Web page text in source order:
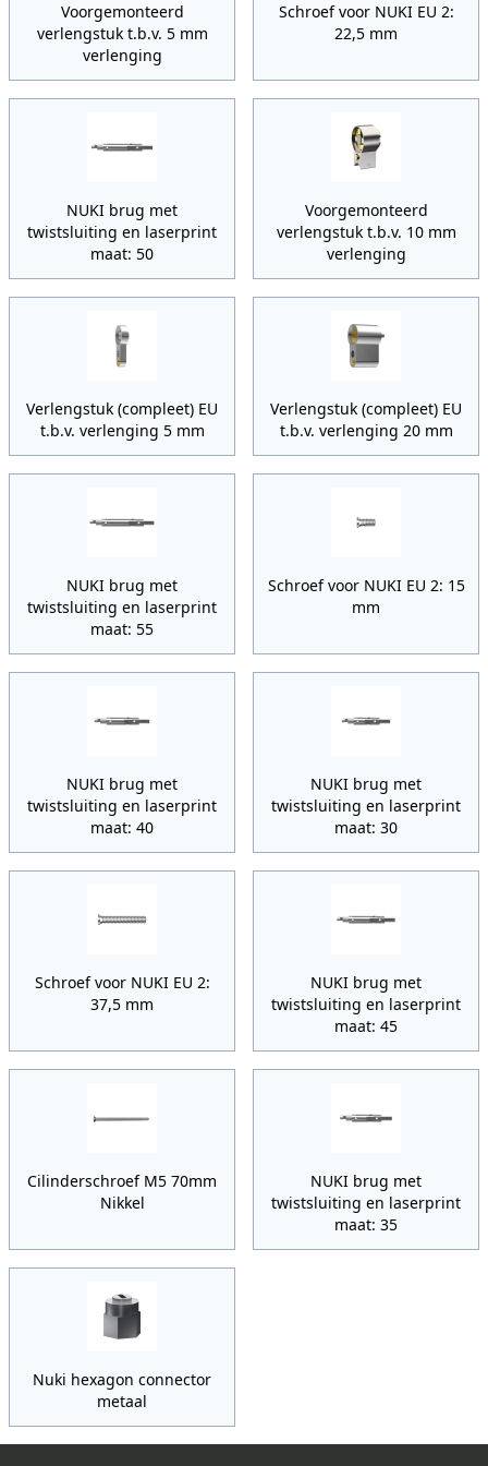
Voorgemonteerd
verlengstuk t.b.v. 5 mm
verlenging
Schroef voor NUKI EU 2:
22,5 mm
NUKI brug met
twistsluiting en laserprint
maat: 50
Voorgemonteerd
verlengstuk t.b.v. 10 mm
verlenging
Verlengstuk (compleet) EU
t.b.v. verlenging 5 mm
Verlengstuk (compleet) EU
t.b.v. verlenging 20 mm
NUKI brug met
twistsluiting en laserprint
maat: 55
Schroef voor NUKI EU 2: 15
mm
NUKI brug met
twistsluiting en laserprint
maat: 40
NUKI brug met
twistsluiting en laserprint
maat: 30
Schroef voor NUKI EU 2:
37,5 mm
NUKI brug met
twistsluiting en laserprint
maat: 45
Cilinderschroef M5 70mm
Nikkel
NUKI brug met
twistsluiting en laserprint
maat: 35
Nuki hexagon connector
metaal